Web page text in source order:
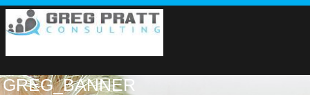
GREG_BANNER